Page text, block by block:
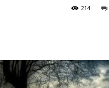
214